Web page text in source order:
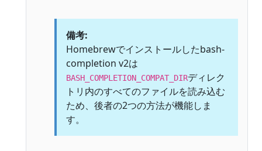
備考:
Homebrewでインストールしたbash-
completion v2は
BASH_COMPLETION_COMPAT_DIRディレク
トリ内のすべてのファイルを読み込む
ため、後者の2つの方法が機能しま
す。